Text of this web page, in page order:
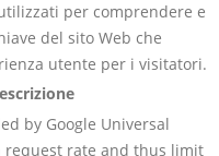
per comprendere e
del sito Web che
utente per i visitatori.
by Google Universal
request rate and thus limit